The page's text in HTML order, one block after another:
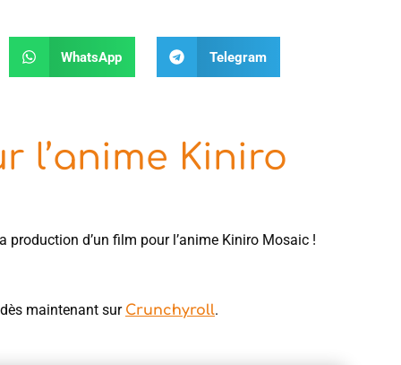
WhatsApp Telegram
l’anime Kiniro
production d’un film pour l’anime Kiniro Mosaic !
maintenant sur Crunchyroll.